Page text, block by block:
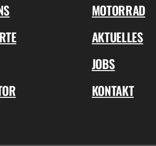
MOTORRAD
AKTUELLES
JOBS
KONTAKT